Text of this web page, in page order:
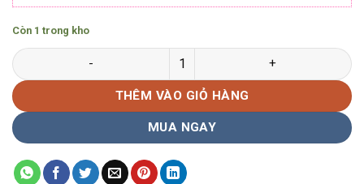
Còn 1 trong kho
Gọng kính nửa viền Vogue VO-3969 Hàng chính hãng số lượng
THÊM VÀO GIỎ HÀNG
MUA NGAY